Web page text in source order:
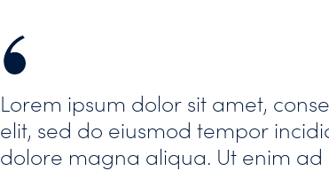
Lorem ipsum dolor sit amet,
elit, sed do eiusmod tempor
dolore magna aliqua. Ut enim